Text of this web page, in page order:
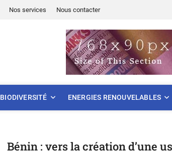
Nos services Nous contacter
BIODIVERSITÉ ENERGIES RENOUVELABLES
Bénin : vers la création d’une